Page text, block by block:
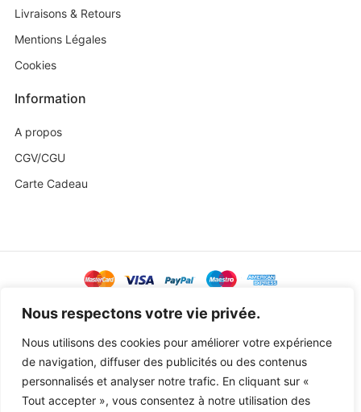
Nous respectons votre vie privée.
Nous utilisons des cookies pour améliorer votre expérience
de navigation, diffuser des publicités ou des contenus
personnalisés et analyser notre trafic. En cliquant sur «
Tout accepter », vous consentez à notre utilisation des
Livraisons & Retours
Mentions Légales
Cookies
Information
A propos
CGV/CGU
Carte Cadeau
@ Copyright 2023 Baby Sweetness byAgence Exoa